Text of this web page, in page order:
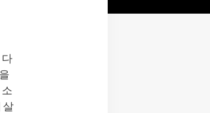
다
살